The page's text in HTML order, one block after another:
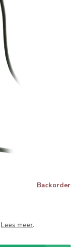
Backorder
Lees meer.